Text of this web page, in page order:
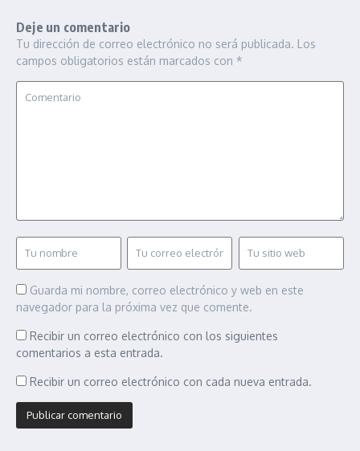
Deje un comentario
Tu dirección de correo electrónico no será publicada. Los
campos obligatorios están marcados con *
Guarda mi nombre, correo electrónico y web en este
navegador para la próxima vez que comente.
Recibir un correo electrónico con los siguientes
comentarios a esta entrada.
Recibir un correo electrónico con cada nueva entrada.